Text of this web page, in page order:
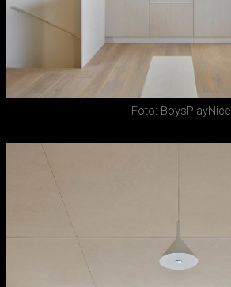
Foto: BoysPlayNice